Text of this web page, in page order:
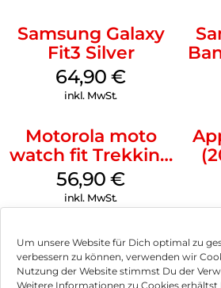
Um unsere Website für Dich optimal zu
verbessern zu können, verwenden wir
Nutzung der Website stimmst Du der
Weitere Informationen zu Cookies erhältst
Samsung Galaxy
Fit3 Silver
64,90€
inkl. MwSt.
Motorola moto
watch fit Trekking
Green
56,90€
inkl. MwSt.
Impressum